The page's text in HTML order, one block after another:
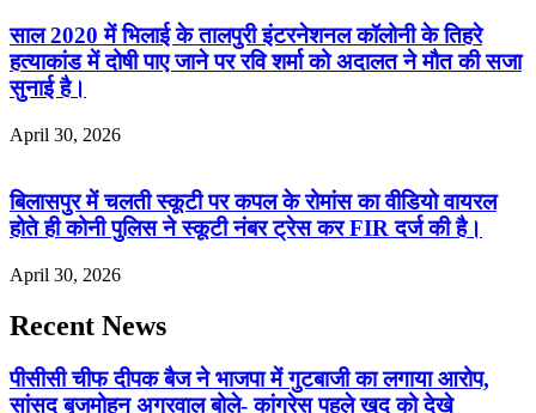
साल 2020 में भिलाई के तालपुरी इंटरनेशनल कॉलोनी के तिहरे
हत्याकांड में दोषी पाए जाने पर रवि शर्मा को अदालत ने मौत की सजा
सुनाई है।
April 30, 2026
बिलासपुर में चलती स्कूटी पर कपल के रोमांस का वीडियो वायरल
होते ही कोनी पुलिस ने स्कूटी नंबर ट्रेस कर FIR दर्ज की है।
April 30, 2026
Recent News
पीसीसी चीफ दीपक बैज ने भाजपा में गुटबाजी का लगाया आरोप,
सांसद बृजमोहन अग्रवाल बोले- कांग्रेस पहले खुद को देखे